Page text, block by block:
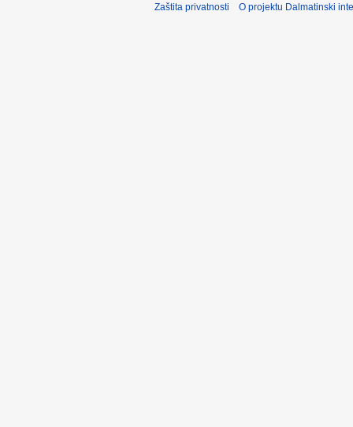
Zaštita privatnosti O projektu Dalmatinski